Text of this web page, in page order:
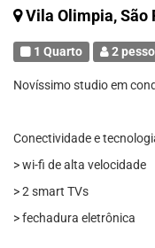
Vila Olimpia, São
1 Quarto 2
Novíssimo studio em
Conectividade e
> wi-fi de alta velocidade
> 2 smart TVs
> fechadura eletrônica